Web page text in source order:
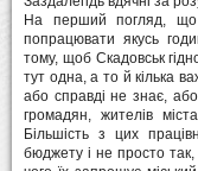
На перший погляд,
попрацювати якусь
тому, щоб Скадовськ
тут одна, а то й кілька
або справді не знає,
громадян, жителів
Більшість з цих
бюджету і не просто так,